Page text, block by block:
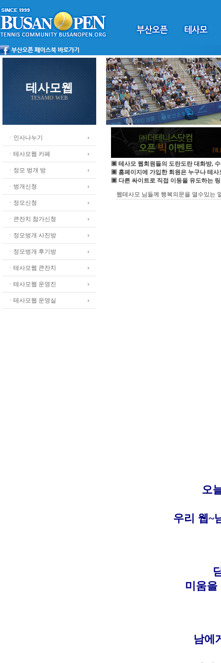
테사모웹
TESAMO WEB
ㆍ인사나누기
ㆍ테사모웹 카페
ㆍ정모 벙개 방
ㆍ벙개신청
ㆍ정모신청
ㆍ큰잔치 참가신청
ㆍ정모벙개 사진방
ㆍ정모벙개 후기방
ㆍ테사모웹 큰잔치
ㆍ테사모웹 운영진
ㆍ테사모웹 운영실
▣ 테사모 웹회원들의 도란도란 대화방,
▣ 홈페이지에 가입한 회원은 누구나 테사
▣ 다른 싸이트로 직접 이동을 유도하는
웹테사모 님들께 행복의문을 열수있는
오
우리 웹~
미움
남에